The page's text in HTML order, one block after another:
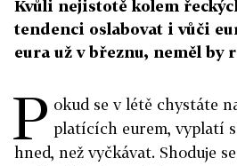
Kvůli nejistotě kolem
tendenci oslabovat i vůči
eura už v březnu, neměl by
P okud se v létě chystáte
platících eurem, vyplatí
hned, než vyčkávat. Shoduje